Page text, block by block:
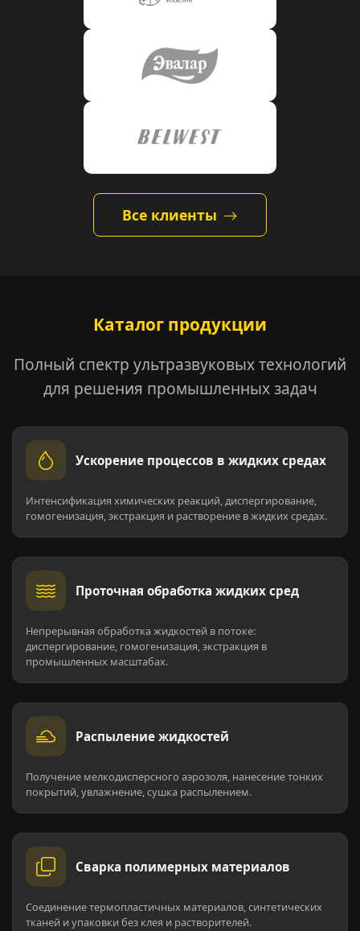
Все клиенты
Каталог продукции
Полный спектр ультразвуковых технологий
для решения промышленных задач
Ускорение процессов в жидких средах
Интенсификация химических реакций, диспергирование,
гомогенизация, экстракция и растворение в жидких средах.
Проточная обработка жидких сред
Непрерывная обработка жидкостей в потоке:
диспергирование, гомогенизация, экстракция в
промышленных масштабах.
Распыление жидкостей
Получение мелкодисперсного аэрозоля, нанесение тонких
покрытий, увлажнение, сушка распылением.
Сварка полимерных материалов
Соединение термопластичных материалов, синтетических
тканей и упаковки без клея и растворителей.